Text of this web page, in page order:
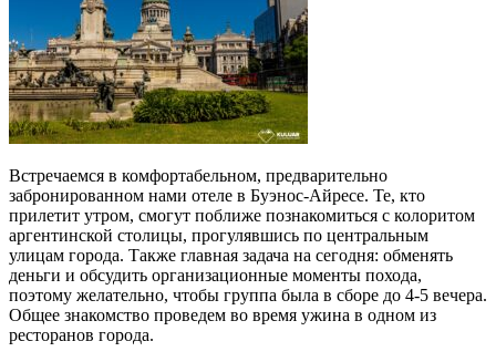
Встречаемся в комфортабельном, предварительно
забронированном нами отеле в Буэнос-Айресе. Те, кто
прилетит утром, смогут поближе познакомиться с колоритом
аргентинской столицы, прогулявшись по центральным
улицам города. Также главная задача на сегодня: обменять
деньги и обсудить организационные моменты похода,
поэтому желательно, чтобы группа была в сборе до 4-5 вечера.
Общее знакомство проведем во время ужина в одном из
ресторанов города.